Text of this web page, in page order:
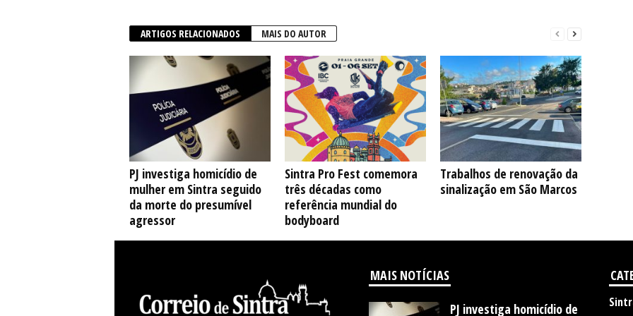
ARTIGOS RELACIONADOS MAIS DO AUTOR
PJ investiga homicídio de
mulher em Sintra seguido
da morte do presumível
agressor
Sintra Pro Fest comemora
três décadas como
referência mundial do
bodyboard
Trabalhos de renovação da
sinalização em São Marcos
MAIS NOTÍCIAS
PJ investiga homicídio de